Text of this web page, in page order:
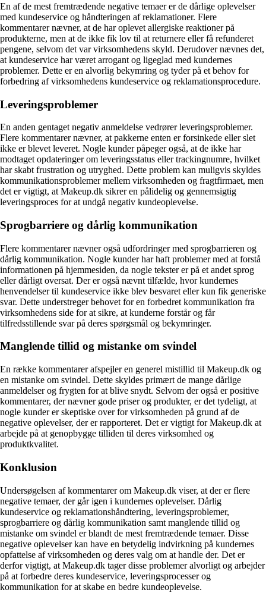
En af de mest fremtrædende negative temaer er de dårlige oplevelser
med kundeservice og håndteringen af reklamationer. Flere
kommentarer nævner, at de har oplevet allergiske reaktioner på
produkterne, men at de ikke fik lov til at returnere eller få refunderet
pengene, selvom det var virksomhedens skyld. Derudover nævnes det,
at kundeservice har været arrogant og ligeglad med kundernes
problemer. Dette er en alvorlig bekymring og tyder på et behov for
forbedring af virksomhedens kundeservice og reklamationsprocedure.
Leveringsproblemer
En anden gentaget negativ anmeldelse vedrører leveringsproblemer.
Flere kommentarer nævner, at pakkerne enten er forsinkede eller slet
ikke er blevet leveret. Nogle kunder påpeger også, at de ikke har
modtaget opdateringer om leveringsstatus eller trackingnumre, hvilket
har skabt frustration og utryghed. Dette problem kan muligvis skyldes
kommunikationsproblemer mellem virksomheden og fragtfirmaet, men
det er vigtigt, at Makeup.dk sikrer en pålidelig og gennemsigtig
leveringsproces for at undgå negativ kundeoplevelse.
Sprogbarriere og dårlig kommunikation
Flere kommentarer nævner også udfordringer med sprogbarrieren og
dårlig kommunikation. Nogle kunder har haft problemer med at forstå
informationen på hjemmesiden, da nogle tekster er på et andet sprog
eller dårligt oversat. Der er også nævnt tilfælde, hvor kundernes
henvendelser til kundeservice ikke blev besvaret eller kun fik generiske
svar. Dette understreger behovet for en forbedret kommunikation fra
virksomhedens side for at sikre, at kunderne forstår og får
tilfredsstillende svar på deres spørgsmål og bekymringer.
Manglende tillid og mistanke om svindel
En række kommentarer afspejler en generel mistillid til Makeup.dk og
en mistanke om svindel. Dette skyldes primært de mange dårlige
anmeldelser og frygten for at blive snydt. Selvom der også er positive
kommentarer, der nævner gode priser og produkter, er det tydeligt, at
nogle kunder er skeptiske over for virksomheden på grund af de
negative oplevelser, der er rapporteret. Det er vigtigt for Makeup.dk at
arbejde på at genopbygge tilliden til deres virksomhed og
produktkvalitet.
Konklusion
Undersøgelsen af kommentarer om Makeup.dk viser, at der er flere
negative temaer, der går igen i kundernes oplevelser. Dårlig
kundeservice og reklamationshåndtering, leveringsproblemer,
sprogbarriere og dårlig kommunikation samt manglende tillid og
mistanke om svindel er blandt de mest fremtrædende temaer. Disse
negative oplevelser kan have en betydelig indvirkning på kundernes
opfattelse af virksomheden og deres valg om at handle der. Det er
derfor vigtigt, at Makeup.dk tager disse problemer alvorligt og arbejder
på at forbedre deres kundeservice, leveringsprocesser og
kommunikation for at skabe en bedre kundeoplevelse.